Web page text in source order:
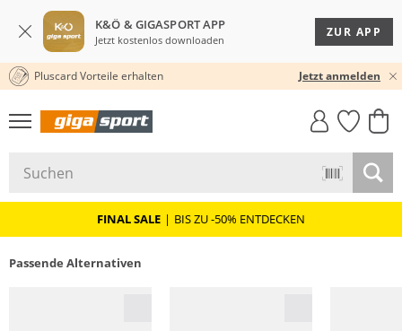
K&Ö & GIGASPORT APP
Jetzt kostenlos downloaden
ZUR APP
30 TAGE RÜCKGABERECHT
Pluscard Vorteile erhalten Jetzt anmelden
GIGASTYLE
FAHRRAD­
MUST-HAVE
FINAL SALE | BIS ZU -50% ENTDECKEN
Passende Alternativen